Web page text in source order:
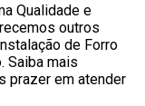
Qualidade e
outros
de Forro
Saiba mais
prazer em atender